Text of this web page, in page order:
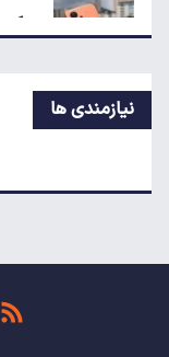
خرید
نیازمندی ها